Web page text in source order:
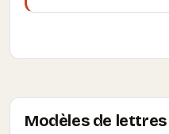
Modèles de lettres